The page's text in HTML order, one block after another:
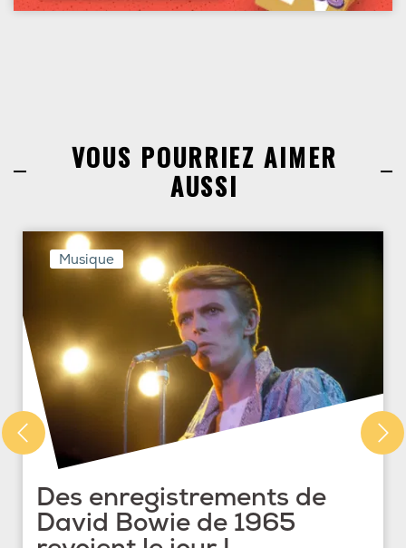
VOUS POURRIEZ AIMER
AUSSI
Musique
Des enregistrements de
David Bowie de 1965